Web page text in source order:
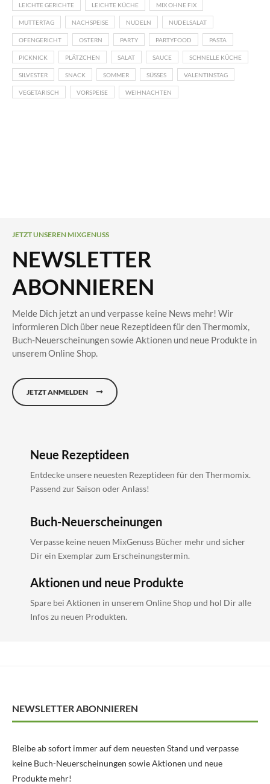
LEICHTE GERICHTE LEICHTE KÜCHE MIX OHNE FIX
MUTTERTAG NACHSPEISE NUDELN NUDELSALAT
OFENGERICHT OSTERN PARTY PARTYFOOD PASTA
PICKNICK PLÄTZCHEN SALAT SAUCE SCHNELLE KÜCHE
SILVESTER SNACK SOMMER SÜSSES VALENTINSTAG
VEGETARISCH VORSPEISE WEIHNACHTEN
JETZT UNSEREN MIXGENUSS
NEWSLETTER
ABONNIEREN
Melde Dich jetzt an und verpasse keine News mehr! Wir
informieren Dich über neue Rezeptideen für den Thermomix,
Buch-Neuerscheinungen sowie Aktionen und neue Produkte in
unserem Online Shop.
JETZT ANMELDEN
Neue Rezeptideen
Entdecke unsere neuesten Rezeptideen für den Thermomix.
Passend zur Saison oder Anlass!
Buch-Neuerscheinungen
Verpasse keine neuen MixGenuss Bücher mehr und sicher
Dir ein Exemplar zum Erscheinungstermin.
Aktionen und neue Produkte
Spare bei Aktionen in unserem Online Shop und hol Dir alle
Infos zu neuen Produkten.
NEWSLETTER ABONNIEREN
Bleibe ab sofort immer auf dem neuesten Stand und verpasse
keine Buch-Neuerscheinungen sowie Aktionen und neue
Produkte mehr!